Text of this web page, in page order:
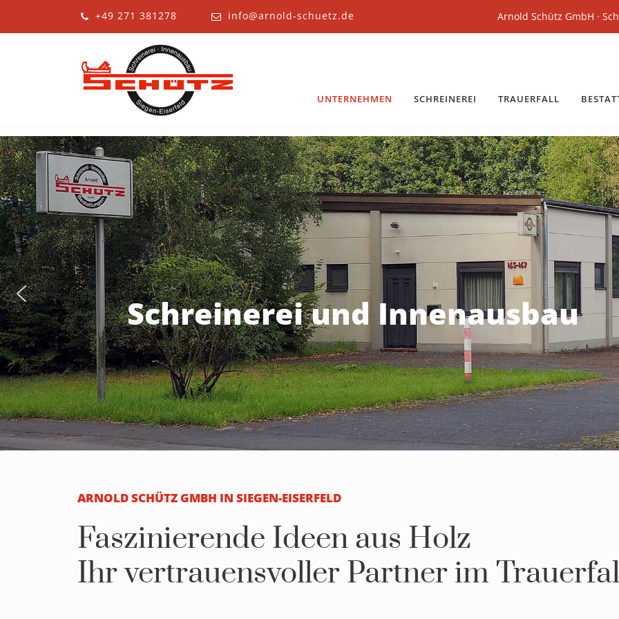
+49 271 381278 info@arnold-schuetz.de Arnold Schütz GmbH ·
UNTERNEHMEN SCHREINEREI TRAUERFALL
Schreinerei und Innenausbau
ARNOLD SCHÜTZ GMBH IN SIEGEN-EISERFELD
Faszinierende Ideen aus Holz
Ihr vertrauensvoller Partner im